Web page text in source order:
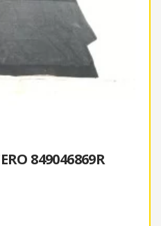
849046869R